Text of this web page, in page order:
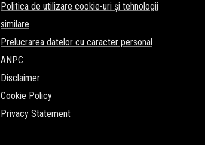
Politica de utilizare cookie-uri și tehnologii
similare
Prelucrarea datelor cu caracter personal
ANPC
Disclaimer
Cookie Policy
Privacy Statement